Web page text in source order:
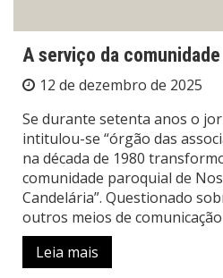
A serviço da comunidade
12 de dezembro de 2025
Se durante setenta anos o
intitulou-se “órgão das
na década de 1980
comunidade paroquial de
Candelária”. Questionado
outros meios de
Leia mais